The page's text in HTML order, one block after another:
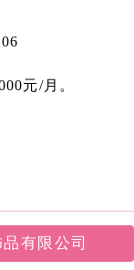
元/月。
有限公司